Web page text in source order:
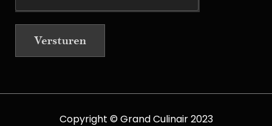
Versturen
Copyright © Grand Culinair 2023